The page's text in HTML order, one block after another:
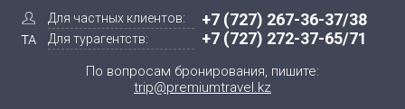
Для частных клиентов:
Для турагентств:
+7 (727) 267-36-37/38
+7 (727) 272-37-65/71
По вопросам бронирования, пишите:
trip@premiumtravel.kz